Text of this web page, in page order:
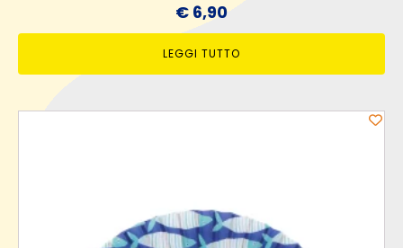
€ 6,90
LEGGI TUTTO